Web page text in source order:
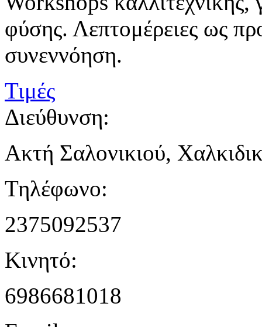
φύσης. Λεπτομέρειες ως
συνεννόηση.
Τιμές
Διεύθυνση:
Ακτή Σαλονικιού,
Τηλέφωνο:
2375092537
Κινητό:
6986681018